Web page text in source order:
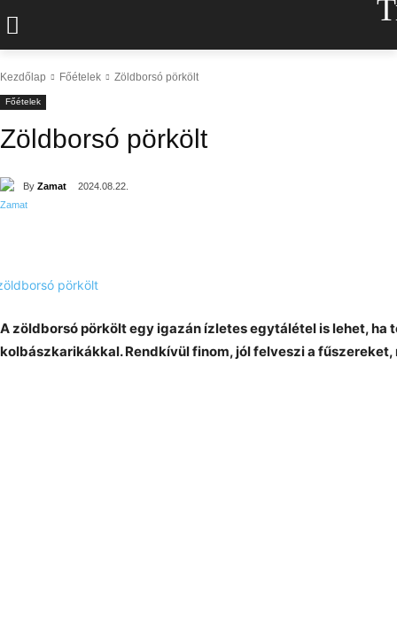
Kezdőlap Főételek Zöldborsó pörkölt
Főételek
Zöldborsó pörkölt
By Zamat 2024.08.22.
A zöldborsó pörkölt egy igazán ízletes egytálétel is lehet, ha
kolbászkarikákkal. Rendkívül finom, jól felveszi a